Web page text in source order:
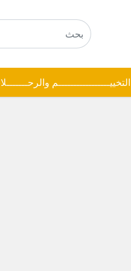
التخييـــــــــــــــــم